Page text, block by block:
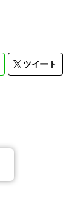
ツイート